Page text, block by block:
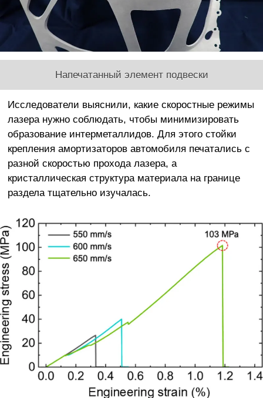
Напечатанный элемент подвески
Исследователи выяснили, какие скоростные режимы
лазера нужно соблюдать, чтобы минимизировать
образование интерметаллидов. Для этого стойки
крепления амортизаторов автомобиля печатались с
разной скоростью прохода лазера, а
кристаллическая структура материала на границе
раздела тщательно изучалась.